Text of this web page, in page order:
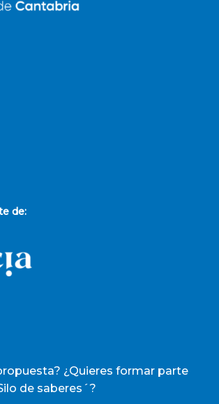
de:
¿Quieres formar parte
de saberes´?